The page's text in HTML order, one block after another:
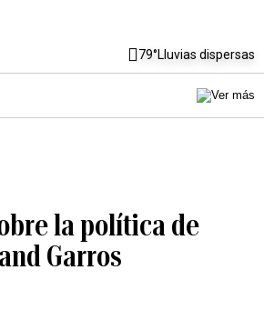
79°Lluvias dispersas
la política de
Garros